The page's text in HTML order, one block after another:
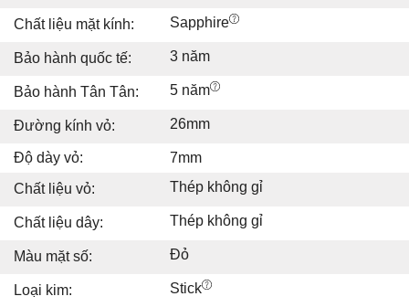
Chất liệu mặt kính: Sapphire
Bảo hành quốc tế: 3 năm
Bảo hành Tân Tân: 5 năm
Đường kính vỏ: 26mm
Độ dày vỏ:
7mm
Chất liệu vỏ:
Thép không gỉ
Chất liệu dây: Thép không gỉ
Màu mặt số: Đỏ
Loại kim: Stick